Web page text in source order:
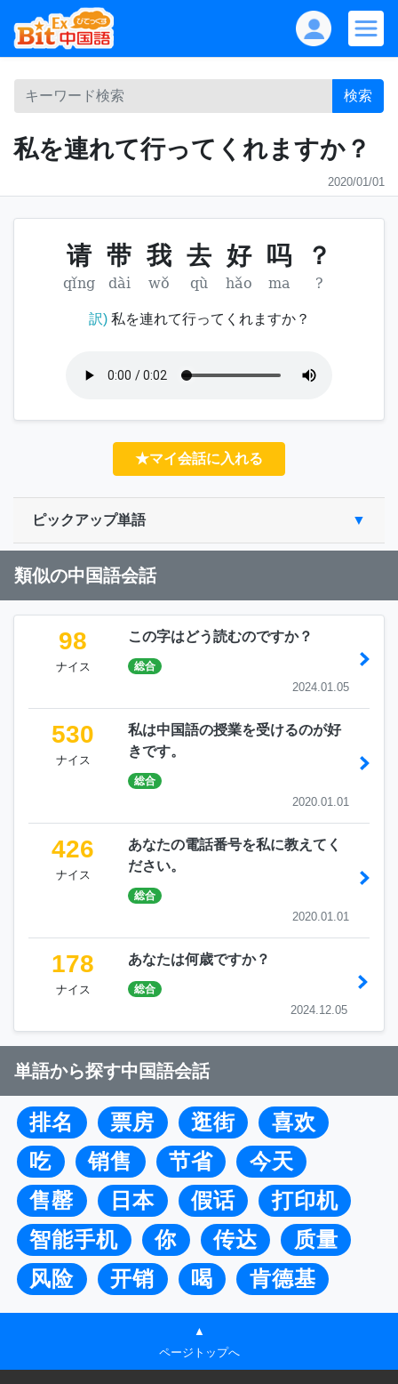
検索
私を連れて行ってくれますか？
2020/01/01
请 带 我 去 好 吗 ？
qǐng dài wǒ qù hǎo ma ?
訳)私を連れて行ってくれますか？
★マイ会話に入れる
ピックアップ単語
類似の中国語会話
98
ナイス
この字はどう読むのですか？
総合
2024.01.05
530
ナイス
私は中国語の授業を受けるのが好
きです。
総合
2020.01.01
426
ナイス
あなたの電話番号を私に教えてく
ださい。
総合
2020.01.01
178
ナイス
あなたは何歳ですか？
総合
2024.12.05
単語から探す中国語会話
排名 票房 逛街
喜欢
吃
销售 节省
今天
售罄
日本 假话
打印机
智能手机
你 传达
质量
风险
开销 喝 肯德基
▲
ページトップへ